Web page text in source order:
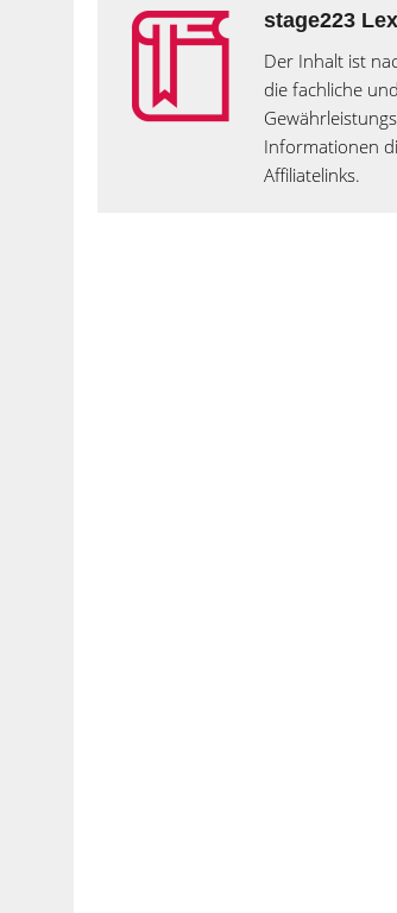
stage223
Der Inhalt ist
die fachliche
Informationen
Affiliatelinks.